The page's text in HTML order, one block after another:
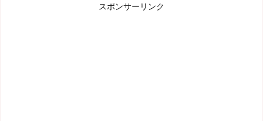
スポンサーリンク